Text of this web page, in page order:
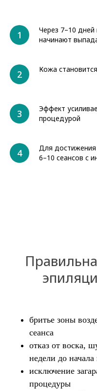
Через 7–10
начинают
Кожа
Эффект
процедурой
Для достижения
6–10 сеансов с
бритье зоны
сеанса
отказ от воска,
недели до начала
исключение
процедуры